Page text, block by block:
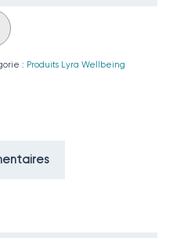
: Produits Lyra Wellbeing